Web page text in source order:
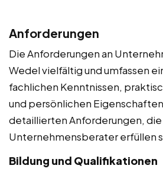
Anforderungen
Die Anforderungen an
Wedel vielfältig und umfassen
fachlichen Kenntnissen,
und persönlichen
detaillierten Anforderungen, die
Unternehmensberater erfüllen
Bildung und Qualifikationen